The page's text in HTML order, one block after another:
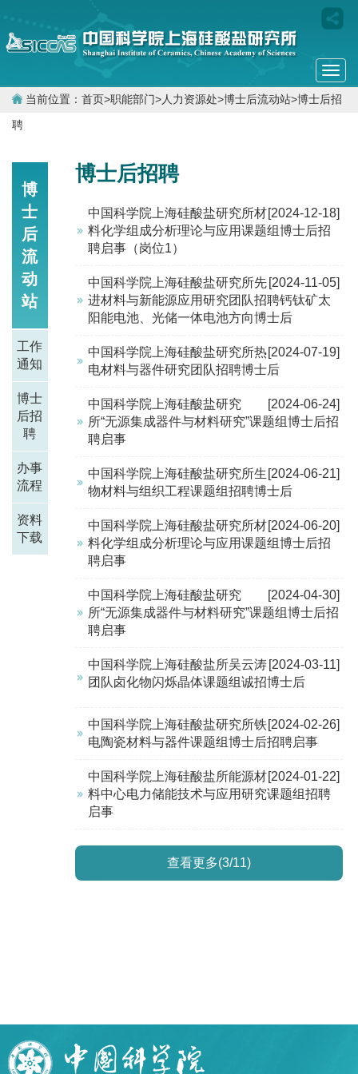
当前位置： 首页>职能部门>人力资源处>博士后流动站>博士后招
聘
博
士
后
流
动
站
工作
通知
博士
后招
聘
办事
流程
资料
下载
博士后招聘
[2024-12-18]
中国科学院上海硅酸盐研究所材
料化学组成分析理论与应用课题组博士后招
聘启事（岗位1）
[2024-11-05]
中国科学院上海硅酸盐研究所先
进材料与新能源应用研究团队招聘钙钛矿太
阳能电池、光储一体电池方向博士后
[2024-07-19]
中国科学院上海硅酸盐研究所热
电材料与器件研究团队招聘博士后
[2024-06-24]
中国科学院上海硅酸盐研究
所“无源集成器件与材料研究”课题组博士后招
聘启事
[2024-06-21]
中国科学院上海硅酸盐研究所生
物材料与组织工程课题组招聘博士后
[2024-06-20]
中国科学院上海硅酸盐研究所材
料化学组成分析理论与应用课题组博士后招
聘启事
[2024-04-30]
中国科学院上海硅酸盐研究
所“无源集成器件与材料研究”课题组博士后招
聘启事
[2024-03-11]
中国科学院上海硅酸盐所吴云涛
团队卤化物闪烁晶体课题组诚招博士后
[2024-02-26]
中国科学院上海硅酸盐研究所铁
电陶瓷材料与器件课题组博士后招聘启事
[2024-01-22]
中国科学院上海硅酸盐所能源材
料中心电力储能技术与应用研究课题组招聘
启事
查看更多(3/11)